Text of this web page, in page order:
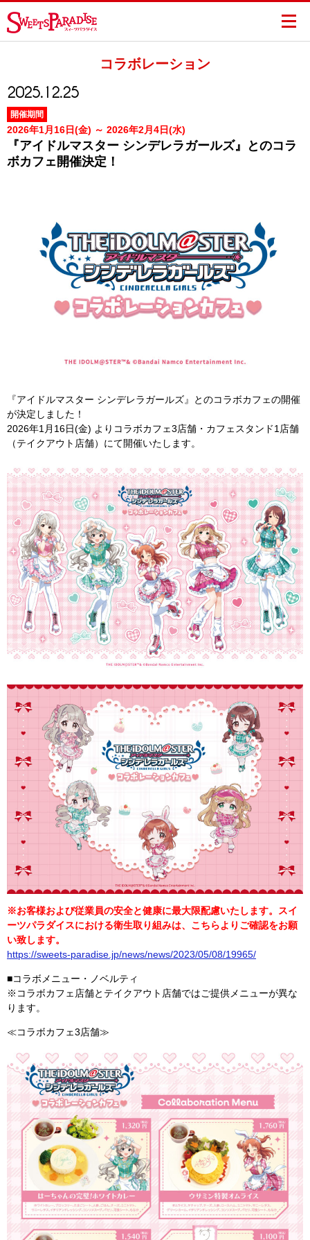
コラボレーション
2025.12.25
開催期間
2026年1月16日(金) ～ 2026年2月4日(水)
『アイドルマスター シンデレラガールズ』とのコラ
ボカフェ開催決定！
『アイドルマスター シンデレラガールズ』とのコラボカフェの開催
が決定しました！
2026年1月16日(金) よりコラボカフェ3店舗・カフェスタンド1店舗
（テイクアウト店舗）にて開催いたします。
※お客様および従業員の安全と健康に最大限配慮いたします。スイ
ーツパラダイスにおける衛生取り組みは、こちらよりご確認をお願
い致します。
https://sweets-paradise.jp/news/news/2023/05/08/19965/
■コラボメニュー・ノベルティ
※コラボカフェ店舗とテイクアウト店舗ではご提供メニューが異な
ります。
≪コラボカフェ3店舗≫